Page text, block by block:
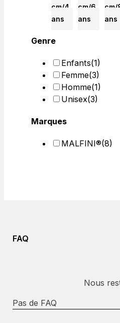
cm/4
ans
cm/6
ans
cm/
ans
Genre
Enfants(1)
Femme(3)
Homme(1)
Unisex(3)
Marques
MALFINI®(8)
FAQ
Nous
Pas de FAQ